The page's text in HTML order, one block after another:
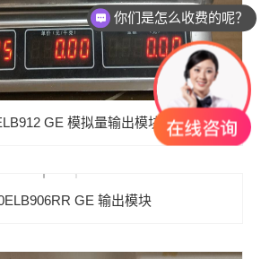
GE 模拟量输出模块
GE 输出模块
你们是怎么收费的呢？
现在有优惠活动么？